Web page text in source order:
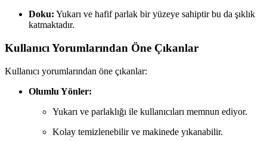
Doku: Yukarı ve hafif parlak bir yüzeye sahiptir bu da şıklık
katmaktadır.
Kullanıcı Yorumlarından Öne Çıkanlar
Kullanıcı yorumlarından öne çıkanlar:
Olumlu Yönler:
Yukarı ve parlaklığı ile kullanıcıları memnun ediyor.
Kolay temizlenebilir ve makinede yıkanabilir.